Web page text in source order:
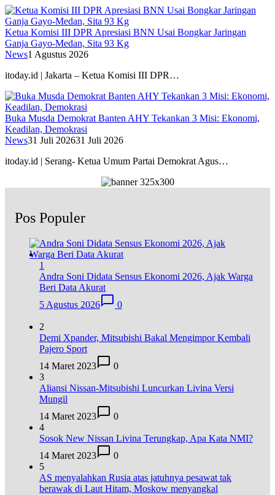
Ketua Komisi III DPR Apresiasi BNN Usai Bongkar Jaringan
Ganja Gayo-Medan, Sita 93 Kg
News1 Agustus 2026
itoday.id | Jakarta – Ketua Komisi III DPR…
Buka Musda Demokrat Banten AHY Tekankan 3 Misi: Ekonomi,
Keadilan, Demokrasi
News31 Juli 202631 Juli 2026
itoday.id | Serang- Ketua Umum Partai Demokrat Agus…
Pos Populer
1
Andra Soni Didata Sensus Ekonomi 2026, Ajak Warga
Beri Data Akurat
5 Agustus 2026
0
2
Demi Xpander, Mitsubishi Bakal Mengimpor Kembali
Pajero Sport
14 Maret 2023
0
3
Aliansi Nissan-Mitsubishi Luncurkan Livina Versi
Mungil
14 Maret 2023
0
4
Sosok New Nissan Livina Terungkap, Apa Kata NMI?
14 Maret 2023
0
5
AS menyalahkan Rusia atas jatuhnya pesawat tak
berawak di Laut Hitam, Moskow menyangkal